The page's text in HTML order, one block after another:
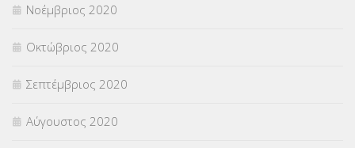
Νοέμβριος 2020
Οκτώβριος 2020
Σεπτέμβριος 2020
Αύγουστος 2020